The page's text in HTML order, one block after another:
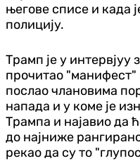
његове списе и када
полицију.
Трамп је у
прочитао "манифест"
послао члановима
напада и у коме је
Трампа и најавио да
до најниже
рекао да су то